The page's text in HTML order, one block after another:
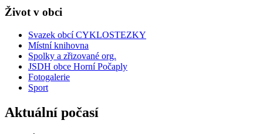
Život v obci
Svazek obcí CYKLOSTEZKY
Místní knihovna
Spolky a zřizované org.
JSDH obce Horní Počaply
Fotogalerie
Sport
Aktuální počasí